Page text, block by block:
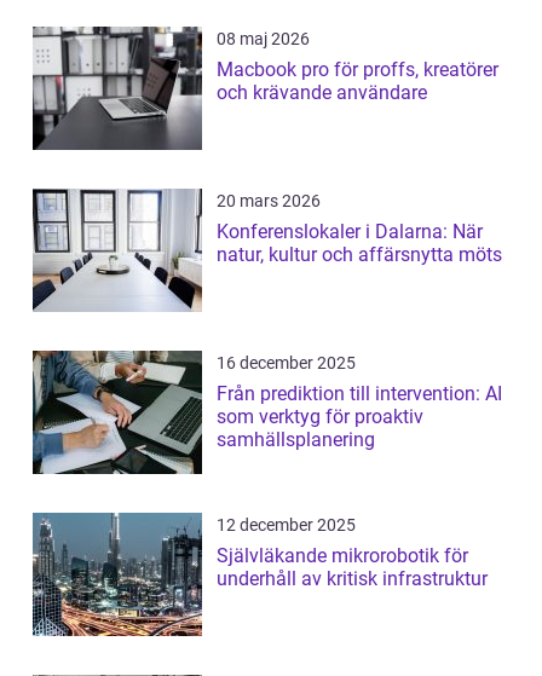
08 maj 2026
Macbook pro för proffs, kreatörer
och krävande användare
20 mars 2026
Konferenslokaler i Dalarna: När
natur, kultur och affärsnytta möts
16 december 2025
Från prediktion till intervention: AI
som verktyg för proaktiv
samhällsplanering
12 december 2025
Självläkande mikrorobotik för
underhåll av kritisk infrastruktur